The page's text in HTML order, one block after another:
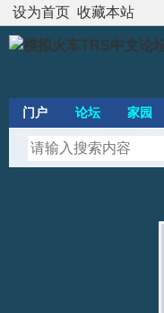
设为首页 收藏本站
门户 论坛 家园